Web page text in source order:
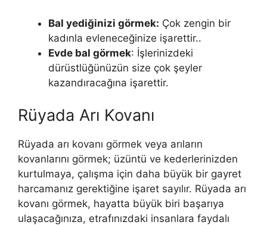
Bal yediğinizi görmek: Çok zengin bir
kadınla evleneceğinize işarettir..
Evde bal görmek: İşlerinizdeki
dürüstlüğünüzün size çok şeyler
kazandıracağına işarettir.
Rüyada Arı Kovanı
Rüyada arı kovanı görmek veya arıların
kovanlarını görmek; üzüntü ve kederlerinizden
kurtulmaya, çalışma için daha büyük bir gayret
harcamanız gerektiğine işaret sayılır. Rüyada arı
kovanı görmek, hayatta büyük biri başarıya
ulaşacağınıza, etrafınızdaki insanlara faydalı